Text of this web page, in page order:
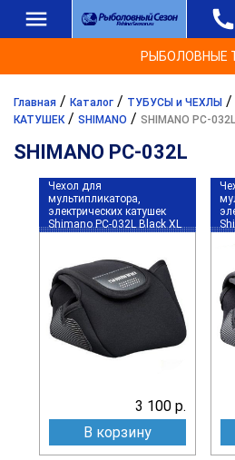
РЫБОЛОВНЫЕ
Главная / Каталог / ТУБУСЫ и ЧЕХЛЫ /
КАТУШЕК/ SHIMANO / SHIMANO PC-032L
SHIMANO PC-032L
Чехол для
мультипликатора,
электрических катушек
Shimano PC-032L Black XL
3 100 р.
В корзину